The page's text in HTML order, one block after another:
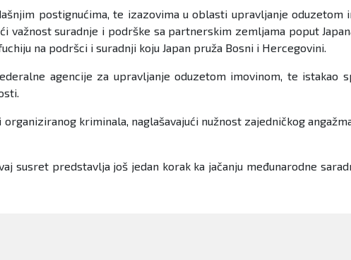
postignućima, te izazovima u oblasti upravljanje oduzetom
suradnje i podrške sa partnerskim zemljama poput
na podršci i suradnji koju Japan pruža Bosni i Hercegovini.
agencije za upravljanje oduzetom imovinom, te istakao
kriminala, naglašavajući nužnost zajedničkog
susret predstavlja još jedan korak ka jačanju međunarodne